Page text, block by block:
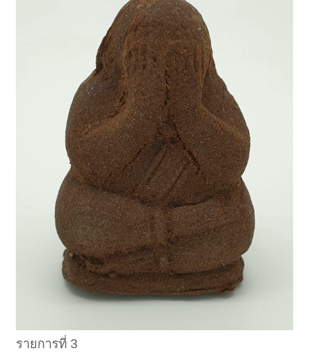
รายการที่ 3